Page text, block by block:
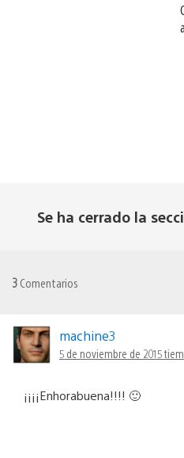
Se ha cerrado la
3 Comentarios
machine3
5 de noviembre de 2015
¡¡¡¡Enhorabuena!!!! 🙂